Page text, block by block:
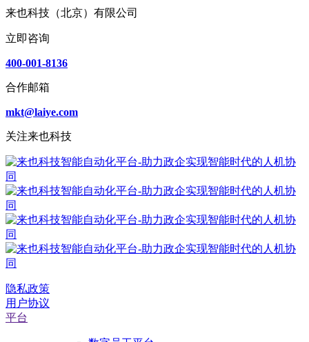
来也科技（北京）有限公司
立即咨询
400-001-8136
合作邮箱
mkt@laiye.com
关注来也科技
隐私政策
用户协议
平台